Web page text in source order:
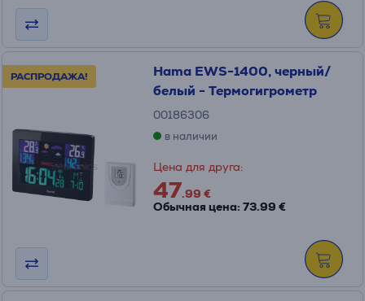
РАСПРОДАЖА!
Hama EWS-1400, черный/
белый - Термогигрометр
00186306
в наличии
Цена для друга:
47.99 €
Обычная цена: 73.99 €